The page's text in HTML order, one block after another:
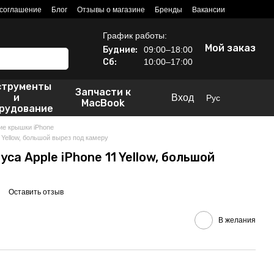
Блог Отзывы о магазине Бренды Вакансии
График работы:
Будние: 09:00–18:00
Сб: 10:00–17:00
Мой заказ
и
Запчасти к
MacBook
Вход Рус
крышки iPhone
большой вырез под камеру
Apple iPhone 11 Yellow, большой
Оставить отзыв
В желания